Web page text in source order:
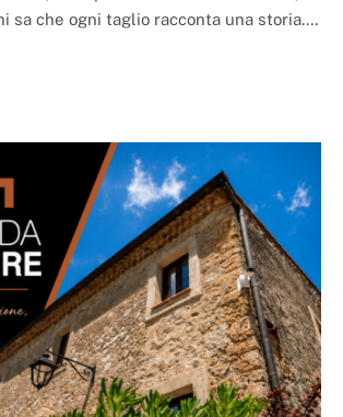
sa che ogni taglio racconta una storia.…